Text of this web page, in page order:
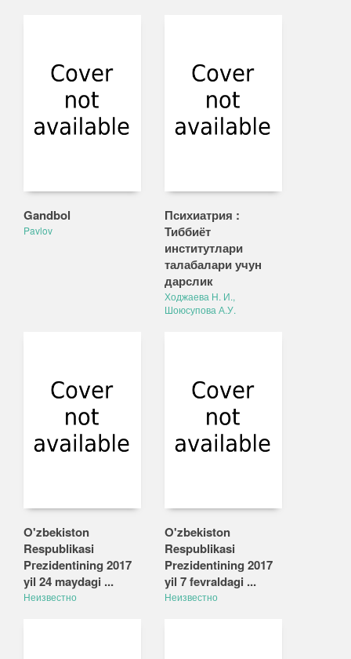
Gandbol
Pavlov
Психиатрия :
Тиббиёт
институтлари
талабалари учун
дарслик
Ходжаева Н. И.,
Шоюсупова А.У.
O'zbekiston
Respublikasi
Pгezidentining 2017
yil 24 maydagi ...
Неизвестно
O'zbekiston
Respublikasi
Prezidentining 2017
yil 7 fevraldagi ...
Неизвестно